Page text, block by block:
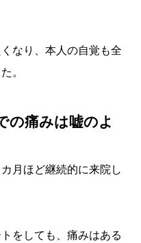
なり、本人の自覚も全
。
の痛みは嘘のよ
月ほど継続的に来院し
をしても、痛みはある